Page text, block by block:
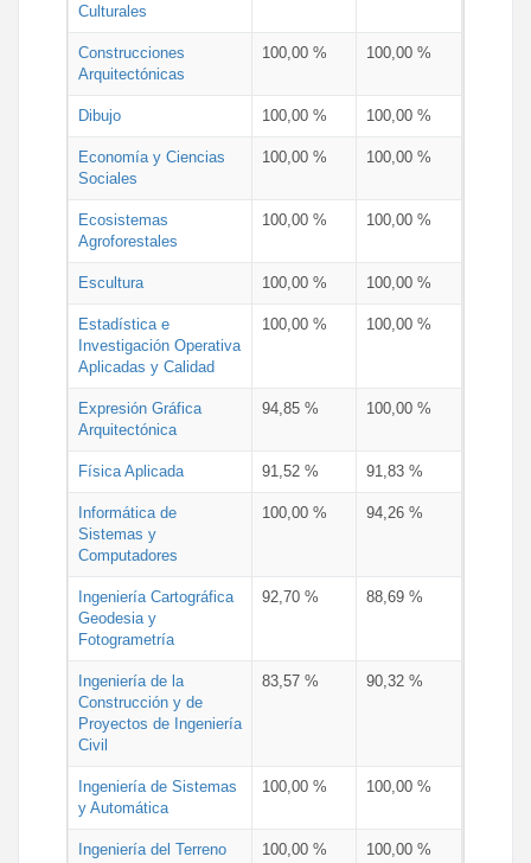
Culturales
Construcciones
Arquitectónicas
100,00 % 100,00 %
Dibujo 100,00 % 100,00 %
Economía y Ciencias
Sociales
100,00 % 100,00 %
Ecosistemas
Agroforestales
100,00 % 100,00 %
Escultura 100,00 % 100,00 %
Estadística e
Investigación Operativa
Aplicadas y Calidad
100,00 % 100,00 %
Expresión Gráfica
Arquitectónica
94,85 % 100,00 %
Física Aplicada 91,52 % 91,83 %
Informática de
Sistemas y
Computadores
100,00 % 94,26 %
Ingeniería Cartográfica
Geodesia y
Fotogrametría
92,70 % 88,69 %
Ingeniería de la
Construcción y de
Proyectos de Ingeniería
Civil
83,57 % 90,32 %
Ingeniería de Sistemas
y Automática
100,00 % 100,00 %
Ingeniería del Terreno 100,00 % 100,00 %